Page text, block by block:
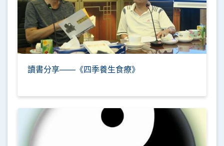
讀書分享——《四季養生食療》